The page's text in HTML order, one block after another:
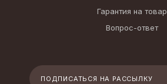
Гарантия на товар
Вопрос-ответ
ПОДПИСАТЬСЯ НА РАССЫЛКУ